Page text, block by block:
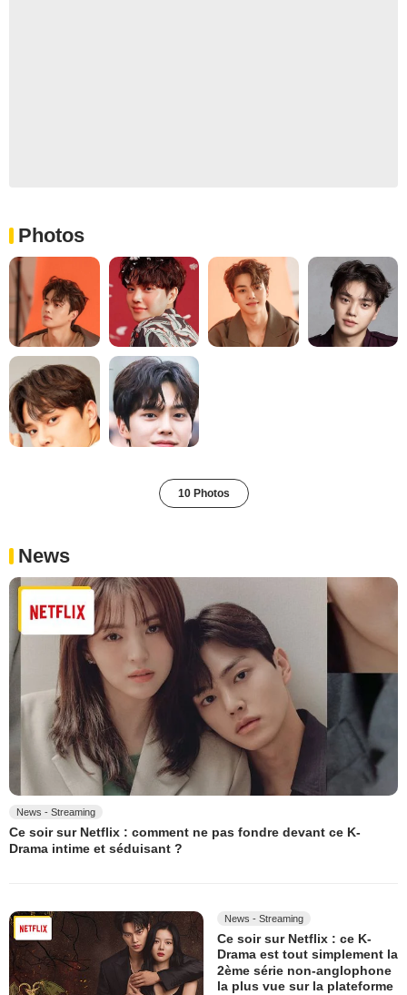
Photos
10 Photos
News
News - Streaming
Ce soir sur Netflix : comment ne pas fondre devant ce K-
Drama intime et séduisant ?
News - Streaming
Ce soir sur Netflix : ce K-
Drama est tout simplement la
2ème série non-anglophone
la plus vue sur la plateforme